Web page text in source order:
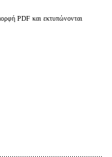
PDF και εκτυπώνονται